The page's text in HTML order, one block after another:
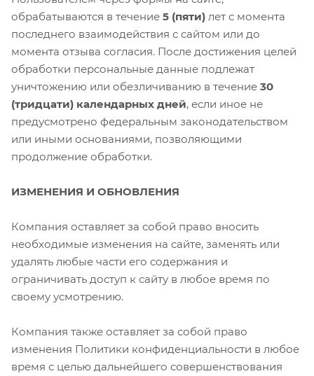
обрабатываются в течение 5 (пяти) лет с момента
последнего взаимодействия с сайтом или до
момента отзыва согласия. После достижения целей
обработки персональные данные подлежат
уничтожению или обезличиванию в течение 30
(тридцати) календарных дней, если иное не
предусмотрено федеральным законодательством
или иными основаниями, позволяющими
продолжение обработки.
ИЗМЕНЕНИЯ И ОБНОВЛЕНИЯ
Компания оставляет за собой право вносить
необходимые изменения на сайте, заменять или
удалять любые части его содержания и
ограничивать доступ к сайту в любое время по
своему усмотрению.
Компания также оставляет за собой право
изменения Политики конфиденциальности в любое
время с целью дальнейшего совершенствования